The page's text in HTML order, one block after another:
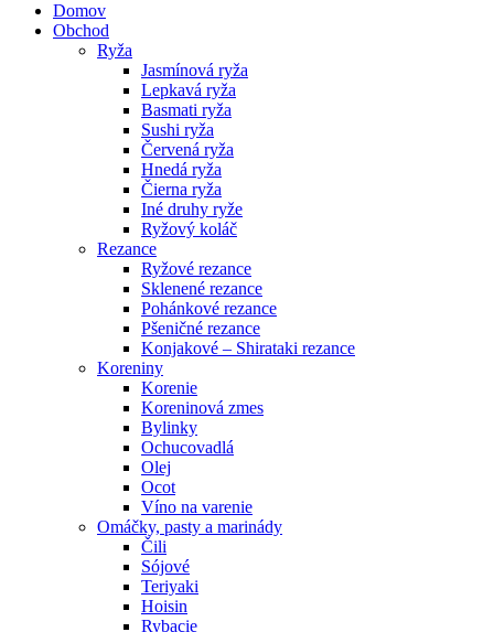
Domov
Obchod
Ryža
Jasmínová ryža
Lepkavá ryža
Basmati ryža
Sushi ryža
Červená ryža
Hnedá ryža
Čierna ryža
Iné druhy ryže
Ryžový koláč
Rezance
Ryžové rezance
Sklenené rezance
Pohánkové rezance
Pšeničné rezance
Konjakové – Shirataki rezance
Koreniny
Korenie
Koreninová zmes
Bylinky
Ochucovadlá
Olej
Ocot
Víno na varenie
Omáčky, pasty a marinády
Čili
Sójové
Teriyaki
Hoisin
Rybacie